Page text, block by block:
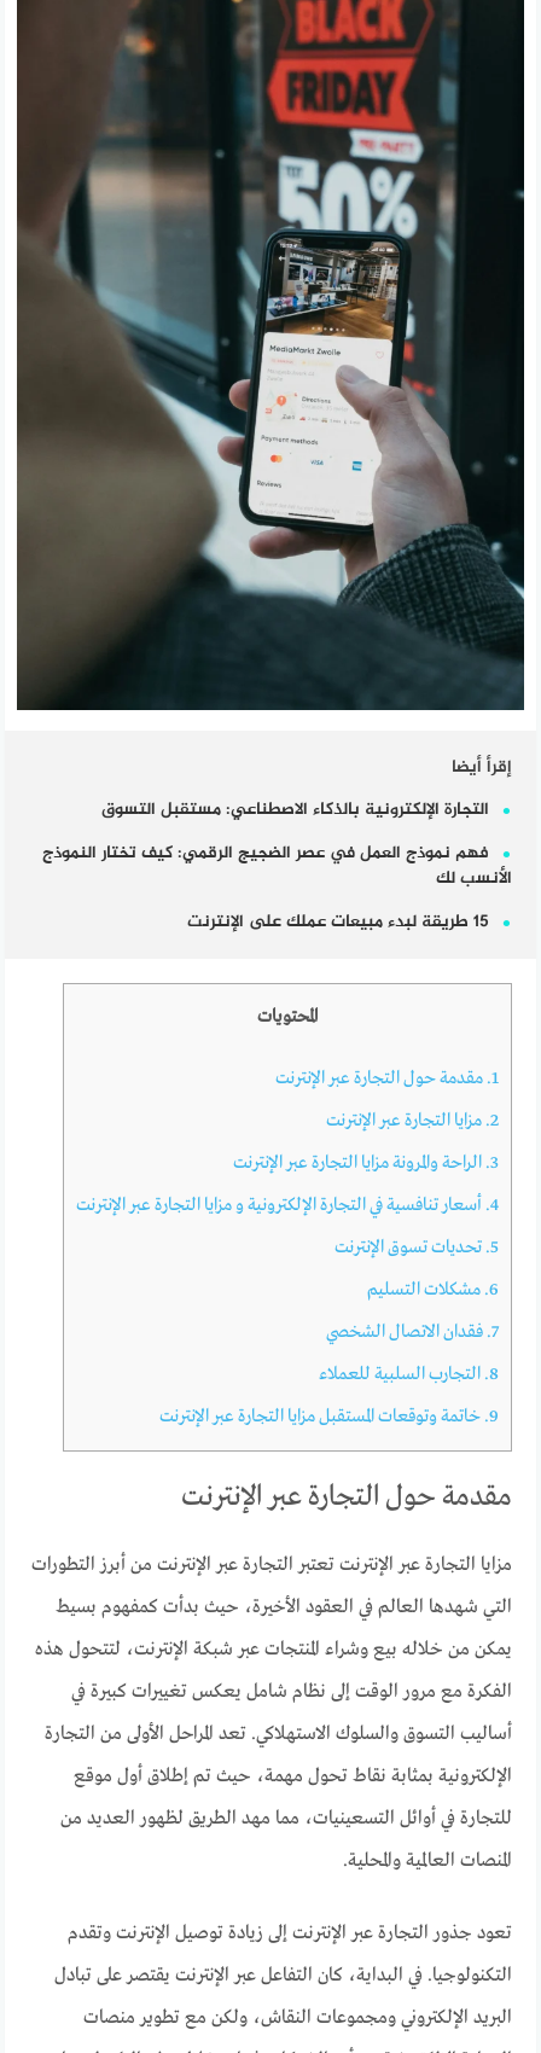
إقرأ أيضا
التجارة الإلكترونية بالذكاء الاصطناعي: مستقبل التسوق
فهم نموذج العمل في عصر الضجيج الرقمي: كيف تختار النموذج
الأنسب لك
15 طريقة لبدء مبيعات عملك على الإنترنت
المحتويات
1. مقدمة حول التجارة عبر الإنترنت
2. مزايا التجارة عبر الإنترنت
3. الراحة والمرونة مزايا التجارة عبر الإنترنت
4. أسعار تنافسية في التجارة الإلكترونية و مزايا التجارة عبر الإنترنت
5. تحديات تسوق الإنترنت
6. مشكلات التسليم
7. فقدان الاتصال الشخصي
8. التجارب السلبية للعملاء
9. خاتمة وتوقعات المستقبل مزايا التجارة عبر الإنترنت
مقدمة حول التجارة عبر الإنترنت
مزايا التجارة عبر الإنترنت تعتبر التجارة عبر الإنترنت من أبرز التطورات
التي شهدها العالم في العقود الأخيرة، حيث بدأت كمفهوم بسيط
يمكن من خلاله بيع وشراء المنتجات عبر شبكة الإنترنت، لتتحول هذه
الفكرة مع مرور الوقت إلى نظام شامل يعكس تغييرات كبيرة في
أساليب التسوق والسلوك الاستهلاكي. تعد المراحل الأولى من التجارة
الإلكترونية بمثابة نقاط تحول مهمة، حيث تم إطلاق أول موقع
للتجارة في أوائل التسعينيات، مما مهد الطريق لظهور العديد من
المنصات العالمية والمحلية.
تعود جذور التجارة عبر الإنترنت إلى زيادة توصيل الإنترنت وتقدم
التكنولوجيا. في البداية، كان التفاعل عبر الإنترنت يقتصر على تبادل
البريد الإلكتروني ومجموعات النقاش، ولكن مع تطوير منصات